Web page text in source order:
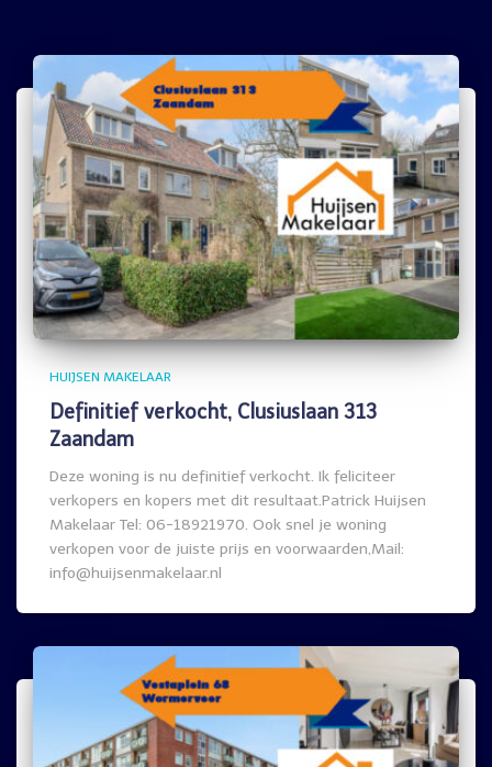
HUIJSEN MAKELAAR
Definitief verkocht, Clusiuslaan 313
Zaandam
Deze woning is nu definitief verkocht. Ik feliciteer
verkopers en kopers met dit resultaat.Patrick Huijsen
Makelaar Tel: 06-18921970. Ook snel je woning
verkopen voor de juiste prijs en voorwaarden,Mail:
info@huijsenmakelaar.nl